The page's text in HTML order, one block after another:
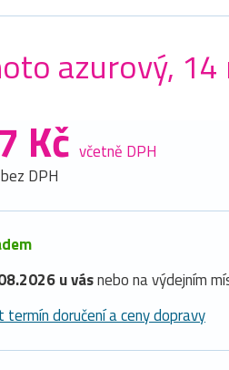
azurový, 14
Kč včetně DPH
DPH
u vásnebo na výdejním
termín doručení a ceny dopravy